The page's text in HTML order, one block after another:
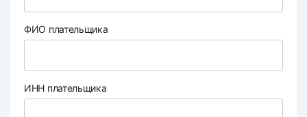
ФИО плательщика
ИНН плательщика